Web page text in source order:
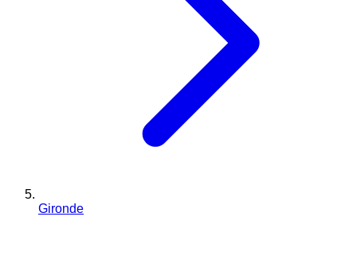
Gironde